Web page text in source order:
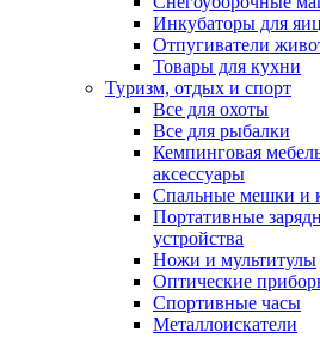
Инкубаторы для яиц
Отпугиватели
Товары для кухни
Туризм, отдых и спорт
Все для охоты
Все для рыбалки
Кемпинговая
аксессуары
Спальные мешки и
Портативные
устройства
Ножи и мультитулы
Оптические
Спортивные часы
Металлоискатели